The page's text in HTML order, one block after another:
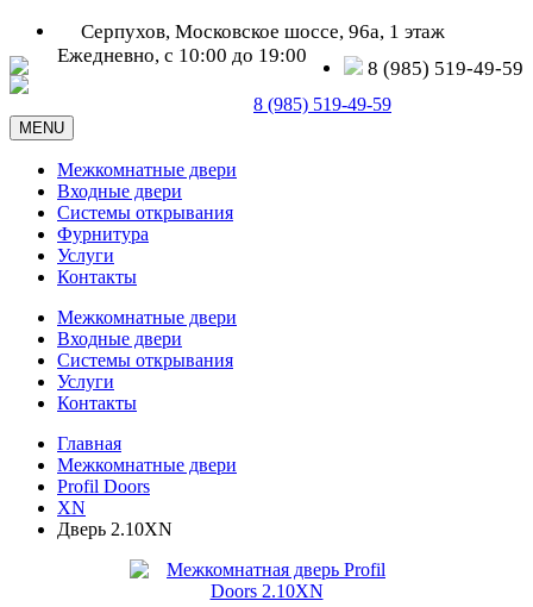
Серпухов, Московское шоссе, 96а, 1 этаж
Ежедневно, с 10:00 до 19:00
8 (985) 519-49-59
8 (985) 519-49-59
MENU
Межкомнатные двери
Входные двери
Системы открывания
Фурнитура
Услуги
Контакты
Межкомнатные двери
Входные двери
Системы открывания
Услуги
Контакты
Главная
Межкомнатные двери
Profil Doors
XN
Дверь 2.10XN